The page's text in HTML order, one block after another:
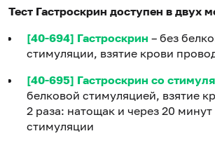
Тест Гастроскрин доступен в двух
[40-694] Гастроскрин – без
стимуляции, взятие крови
[40-695] Гастроскрин со
белковой стимуляцией, взятие
2 раза: натощак и через 20
стимуляции